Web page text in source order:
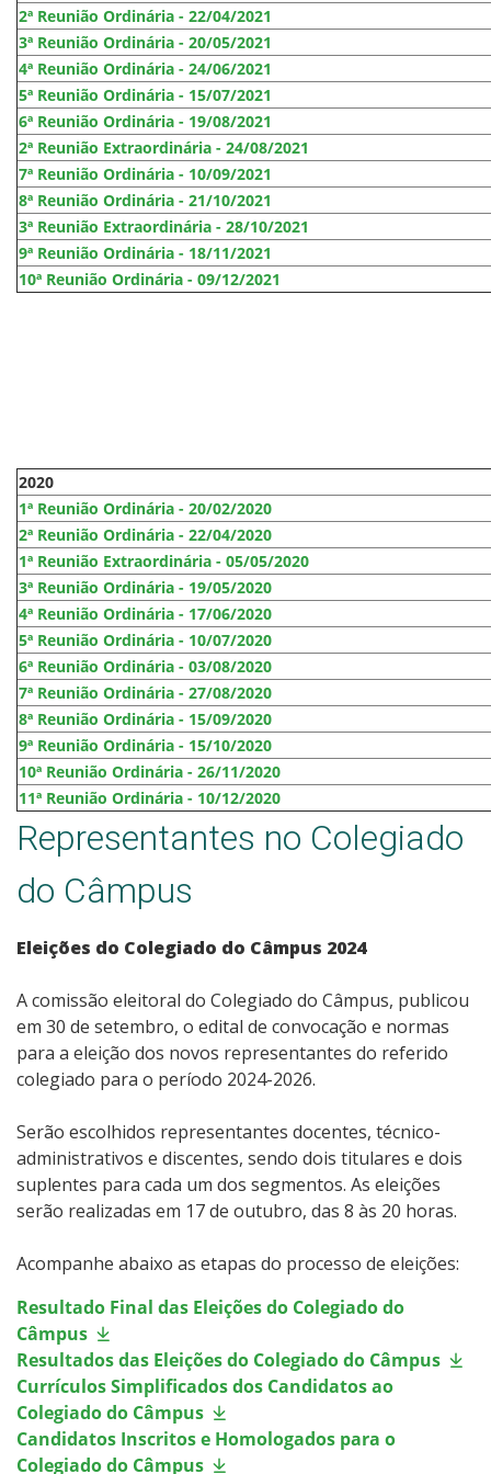
2ª Reunião Ordinária - 22/04/2021
3ª Reunião Ordinária - 20/05/2021
4ª Reunião Ordinária - 24/06/2021
5ª Reunião Ordinária - 15/07/2021
6ª Reunião Ordinária - 19/08/2021
2ª Reunião Extraordinária - 24/08/2021
7ª Reunião Ordinária - 10/09/2021
8ª Reunião Ordinária - 21/10/2021
3ª Reunião Extraordinária - 28/10/2021
9ª Reunião Ordinária - 18/11/2021
10ª Reunião Ordinária - 09/12/2021
2020
1ª Reunião Ordinária - 20/02/2020
2ª Reunião Ordinária - 22/04/2020
1ª Reunião Extraordinária - 05/05/2020
3ª Reunião Ordinária - 19/05/2020
4ª Reunião Ordinária - 17/06/2020
5ª Reunião Ordinária - 10/07/2020
6ª Reunião Ordinária - 03/08/2020
7ª Reunião Ordinária - 27/08/2020
8ª Reunião Ordinária - 15/09/2020
9ª Reunião Ordinária - 15/10/2020
10ª Reunião Ordinária - 26/11/2020
11ª Reunião Ordinária - 10/12/2020
Representantes no Colegiado
do Câmpus
Eleições do Colegiado do Câmpus 2024
A comissão eleitoral do Colegiado do Câmpus, publicou
em 30 de setembro, o edital de convocação e normas
para a eleição dos novos representantes do referido
colegiado para o período 2024-2026.
Serão escolhidos representantes docentes, técnico-
administrativos e discentes, sendo dois titulares e dois
suplentes para cada um dos segmentos. As eleições
serão realizadas em 17 de outubro, das 8 às 20 horas.
Acompanhe abaixo as etapas do processo de eleições:
Resultado Final das Eleições do Colegiado do
Câmpus
Resultados das Eleições do Colegiado do Câmpus
Currículos Simplificados dos Candidatos ao
Colegiado do Câmpus
Candidatos Inscritos e Homologados para o
Colegiado do Câmpus